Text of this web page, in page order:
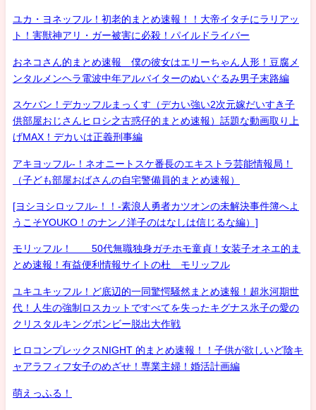
ユカ・ヨネッフル！初老的まとめ速報！！大帝イタチにラリアッ
ト！害獣神アリ・ガー被害に必殺！パイルドライバー
おネコさん的まとめ速報 僕の彼女はエリーちゃん人形！豆腐メ
ンタルメンヘラ電波中年アルバイターのぬいぐるみ男子末路編
スケバン！デカッフルまっくす（デカい強い2次元嫁だいすき子
供部屋おじさんヒロシ之古惑仔的まとめ速報）話題な動画取り上
げMAX！デカいは正義刑事編
アキヨッフル-！ネオニートスケ番長のエキストラ芸能情報局！
（子ども部屋おばさんの自宅警備員的まとめ速報）
[ヨシヨシロッフル-！！-素浪人勇者カツオンの未解決事件簿へよ
うこそYOUKO！のナンノ洋子のはなしは信じるな編）]
モリッフル！ 50代無職独身ガチホモ童貞！女装子オネエ的ま
とめ速報！有益便利情報サイトの杜 モリッフル
ユキユキッフル！ど底辺的一同驚愕騒然まとめ速報！超氷河期世
代！人生の強制ロスカットですべてを失ったキグナス氷子の愛の
クリスタルキングボンビー脱出大作戦
ヒロコンプレックスNIGHT 的まとめ速報！！子供が欲しいど陰キ
ャアラフィフ女子のめざせ！専業主婦！婚活計画編
萌えっふる！